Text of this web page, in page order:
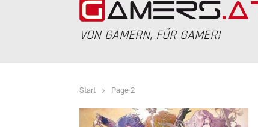
VON GAMERN, FÜR GAMER!
Start Page 2